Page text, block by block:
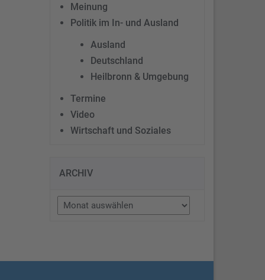
Meinung
Politik im In- und Ausland
Ausland
Deutschland
Heilbronn & Umgebung
Termine
Video
Wirtschaft und Soziales
ARCHIV
Archiv